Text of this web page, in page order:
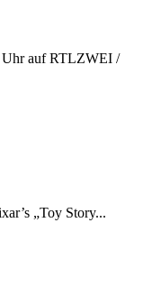
Uhr auf RTLZWEI /
„Toy Story...